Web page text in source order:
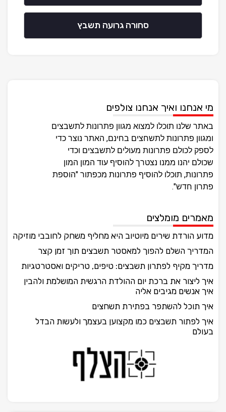
סחורה גרועה תשבץ
מי אנחנו ואיך אנחנו צולפים
באתר שלנו תוכלו למצוא מגוון פתרונות לתשבצים
ומגוון פתרונות לתשחצים בחינם, האתר נוצר כדי
לספק לכולם פתרונות מעולים לתשבצים וכדי
שכולם יהנו ממנו נצטרך להוסיף עוד המון המון
פתרונות, תוכלו להוסיף פתרונות מכפתור "הוספת
פתרון חדש".
מאמרים מומלצים
מדוע הורדת שירים מיוטיוב היא מחליף משחק לחובבי מוזיקה
המדריך השלם להפוך למאסטר תשבצים תוך זמן קצר
מדריך מקיף לפתרון תשבצים: טיפים, טריקים ואסטרטגיות
איך ליצור את ברכת יום ההולדת הרגשית המושלמת ולהבין
איך אנשים מגיבים אליה
איך תוכל להשתפר בפתירת תשחצים
איך לפתור תשבצים כמו מקצוען בעצמך ולעשות הבדל
בעולם